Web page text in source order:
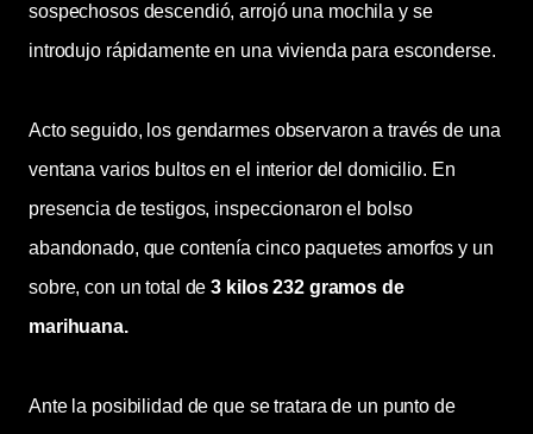
sospechosos descendió, arrojó una mochila y se
introdujo rápidamente en una vivienda para esconderse.
Acto seguido, los gendarmes observaron a través de una
ventana varios bultos en el interior del domicilio. En
presencia de testigos, inspeccionaron el bolso
abandonado, que contenía cinco paquetes amorfos y un
sobre, con un total de 3 kilos 232 gramos de
marihuana.
Ante la posibilidad de que se tratara de un punto de